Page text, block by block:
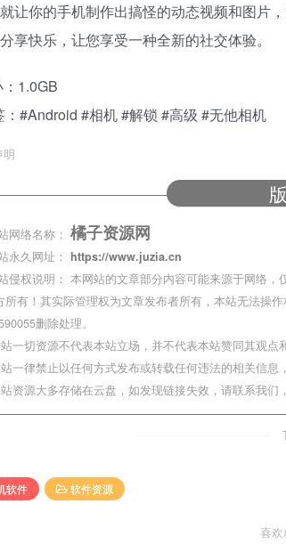
让你的手机制作出搞怪的动态视频和图片
享快乐，让您享受一种全新的社交体验。
：1.0GB
#Android #相机 #解锁 #高级 #无他相机
明
网络名称： 橘子资源网
永久网址：
https://www.juzia.cn
侵权说明： 本网站的文章部分内容可能来源于网络
所有！其实际管理权为文章发布者所有，本站无法操
删除处理。
一切资源不代表本站立场，并不代表本站赞同其观点
一律禁止以任何方式发布或转载任何违法的相关信息
资源大多存储在云盘，如发现链接失效，请联系我们
软件 软件资源
喜